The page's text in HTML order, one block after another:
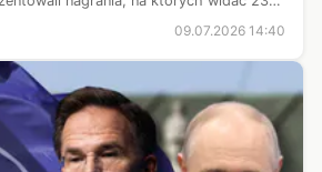
09.07.2026 14:40